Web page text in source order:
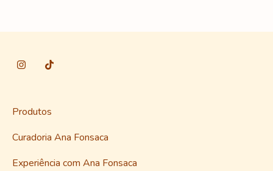
Produtos
Curadoria Ana Fonsaca
Experiência com Ana Fonsaca